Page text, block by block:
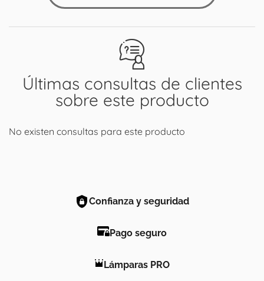
Últimas consultas de clientes
sobre este producto
No existen consultas para este producto
Confianza y seguridad
Pago seguro
Lámparas PRO